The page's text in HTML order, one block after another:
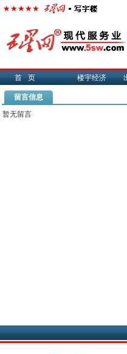
首页 楼宇经济
留言信息
暂无留言